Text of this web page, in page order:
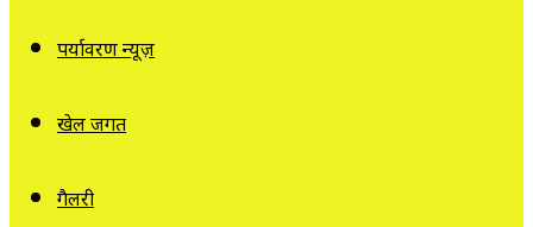
पर्यावरण न्यूज़
खेल जगत
गैलरी